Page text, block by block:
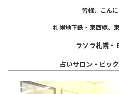
皆様、こんに
札幌地下鉄・東西線、
ラソラ札幌・
占いサロン・ビッ